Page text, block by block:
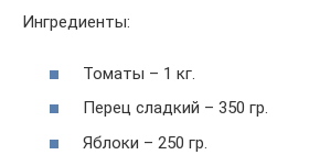
Ингредиенты:
Томаты – 1 кг.
Перец сладкий – 350 гр.
Яблоки – 250 гр.